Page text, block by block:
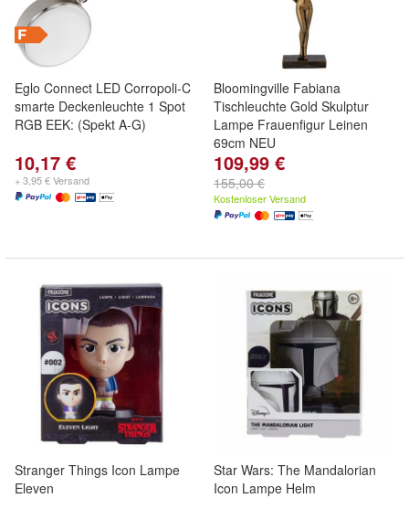
Eglo Connect LED Corropoli-C
smarte Deckenleuchte 1 Spot
RGB EEK: (Spekt A-G)
10,17 €
+ 3,95 € Versand
Bloomingville Fabiana
Tischleuchte Gold Skulptur
Lampe Frauenfigur Leinen
69cm NEU
109,99 €
155,00 €
Kostenloser Versand
Stranger Things Icon Lampe
Eleven
Star Wars: The Mandalorian
Icon Lampe Helm